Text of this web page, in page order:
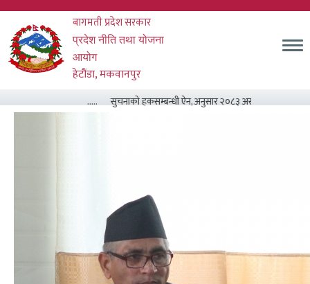
Skip
main
content
बागमती प्रदेश सरकार
प्रदेश नीति तथा योजना
आयोग
हेटौंडा, मकवानपुर
..... सुचनाको हकसम्बन्धी ऐन, अनुसार २०८३ असार मसान्त सम्म